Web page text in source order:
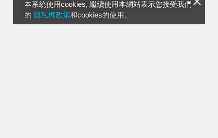
本系統使用cookies, 繼續使用本網站表示您接受我們
的 隱私權政策和cookies的使用。